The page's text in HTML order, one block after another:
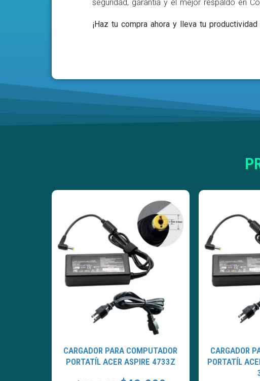
seguridad, garantía y el mejor respaldo en
¡Haz tu compra ahora y lleva tu
CARGADOR PARA COMPUTADOR
PORTATÍL ACER ASPIRE 4733Z
CARGADOR
PORTATÍL